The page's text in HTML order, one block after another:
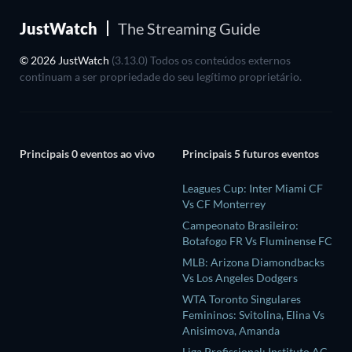
JustWatch The Streaming Guide
© 2026 JustWatch (3.13.0) Todos os conteúdos externos
continuam a ser propriedade do seu legítimo proprietário.
Principais 0 eventos ao vivo Principais 5 futuros eventos
Leagues Cup: Inter Miami CF
Vs CF Monterrey
Campeonato Brasileiro:
Botafogo FR Vs Fluminense FC
MLB: Arizona Diamondbacks
Vs Los Angeles Dodgers
WTA Toronto Singulares
Femininos: Svitolina, Elina Vs
Anisimova, Amanda